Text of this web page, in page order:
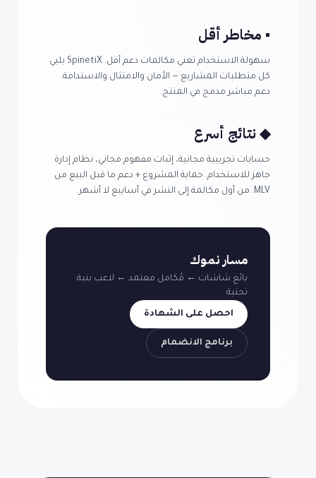
▪ مخاطر أقل
سهولة الاستخدام تعني مكالمات دعم أقل. SpinetiX يلبي
كل متطلبات المشاريع — الأمان والامتثال والاستدامة.
دعم مباشر مدمج في المنتج.
◆ نتائج أسرع
حسابات تجريبية مجانية، إثبات مفهوم مجاني، نظام إدارة
جاهز للاستخدام. حماية المشروع + دعم ما قبل البيع من
MLV. من أول مكالمة إلى النشر في أسابيع لا أشهر.
مسار نموك
بائع شاشات ← مُكامل معتمد ← لاعب بنية
تحتية
احصل على الشهادة
برنامج الانضمام